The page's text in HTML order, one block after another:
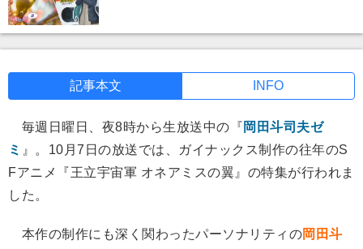
記事本文 INFO
毎週日曜日、夜8時から生放送中の『 岡田斗司夫ゼ
ミ 』。10月7日の放送では、ガイナックス制作の往年のS
Fアニメ『王立宇宙軍 オネアミスの翼』の特集が行われま
した。
本作の制作にも深く関わったパーソナリティの岡田斗